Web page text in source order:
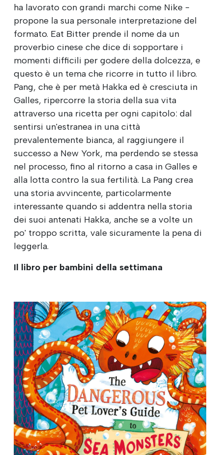
ha lavorato con grandi marchi come Nike -
propone la sua personale interpretazione del
formato. Eat Bitter prende il nome da un
proverbio cinese che dice di sopportare i
momenti difficili per godere della dolcezza, e
questo è un tema che ricorre in tutto il libro.
Pang, che è per metà Hakka ed è cresciuta in
Galles, ripercorre la storia della sua vita
attraverso una ricetta per ogni capitolo: dal
sentirsi un'estranea in una città
prevalentemente bianca, al raggiungere il
successo a New York, ma perdendo se stessa
nel processo, fino al ritorno a casa in Galles e
alla lotta contro la sua fertilità. La Pang crea
una storia avvincente, particolarmente
interessante quando si addentra nella storia
dei suoi antenati Hakka, anche se a volte un
po' troppo scritta, vale sicuramente la pena di
leggerla.
Il libro per bambini della settimana